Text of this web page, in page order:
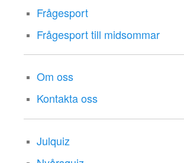
Frågesport
Frågesport till midsommar
Om oss
Kontakta oss
Julquiz